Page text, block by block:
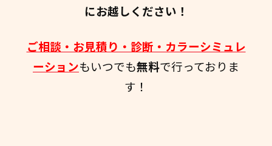
にお越しください！
ご相談・お見積り・診断・カラーシミュレ
ーションもいつでも無料で行っておりま
す！